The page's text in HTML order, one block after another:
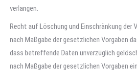
verlangen.
Recht auf Löschung und Einschränkung der
nach Maßgabe der gesetzlichen Vorgaben
dass betreffende Daten unverzüglich
nach Maßgabe der gesetzlichen Vorgaben